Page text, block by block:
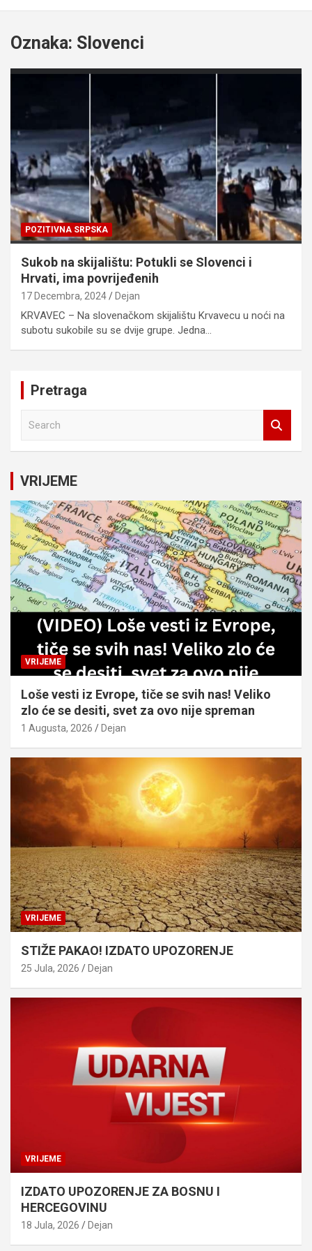
Oznaka: Slovenci
POZITIVNA SRPSKA
Sukob na skijalištu: Potukli se Slovenci i
Hrvati, ima povrijeđenih
17 Decembra, 2024 Dejan
KRVAVEC – Na slovenačkom skijalištu Krvavecu u noći na
subotu sukobile su se dvije grupe. Jedna…
Pretraga
c
h
VRIJEME
VRIJEME
Loše vesti iz Evrope, tiče se svih nas! Veliko
zlo će se desiti, svet za ovo nije spreman
1 Augusta, 2026 Dejan
VRIJEME
STIŽE PAKAO! IZDATO UPOZORENJE
25 Jula, 2026 Dejan
VRIJEME
IZDATO UPOZORENJE ZA BOSNU I
HERCEGOVINU
18 Jula, 2026 Dejan